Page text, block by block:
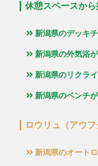
休憩スペースから
新潟県のデッキ
新潟県の外気浴
新潟県のリクラ
新潟県のベンチ
ロウリュ（アウ
新潟県のオート